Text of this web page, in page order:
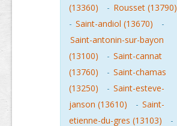
(13360)
- Rousset (13790)
- Saint-andiol (13670)
-
Saint-antonin-sur-bayon
(13100)
- Saint-cannat
(13760)
- Saint-chamas
(13250)
- Saint-esteve-
janson (13610)
- Saint-
etienne-du-gres (13103)
-